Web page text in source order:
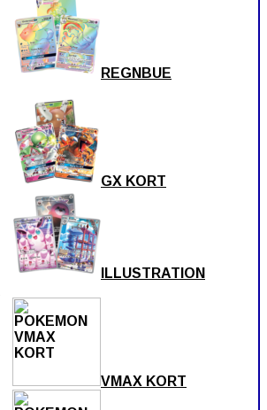
REGNBUE
GX KORT
ILLUSTRATION
VMAX KORT